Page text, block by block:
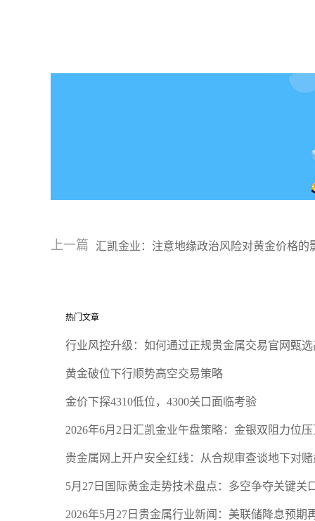
上一篇 汇凯金业：注意地缘政治风险对黄金价格的
热门文章
行业风控升级：如何通过正规贵金属交易官网甄
黄金破位下行顺势高空交易策略
金价下探4310低位，4300关口面临考验
2026年6月2日汇凯金业午盘策略：金银双阻力位
贵金属网上开户安全红线：从合规审查谈地下对
5月27日国际黄金走势技术盘点：多空争夺关键关
2026年5月27日贵金属行业新闻：美联储降息预